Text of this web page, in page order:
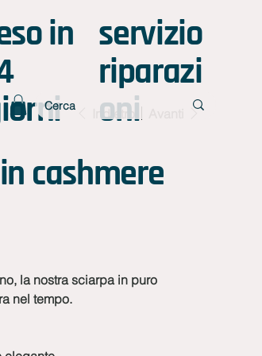
in servizio
riparazi
oni
Indietro
cashmere
la nostra sciarpa in puro
nel tempo.